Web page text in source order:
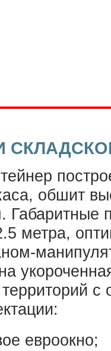
обшит
метра,
с
евроокно;